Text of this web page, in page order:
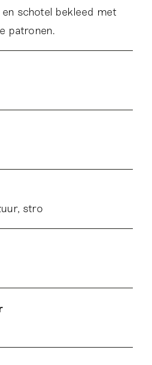
schotel bekleed met
patronen.
stro